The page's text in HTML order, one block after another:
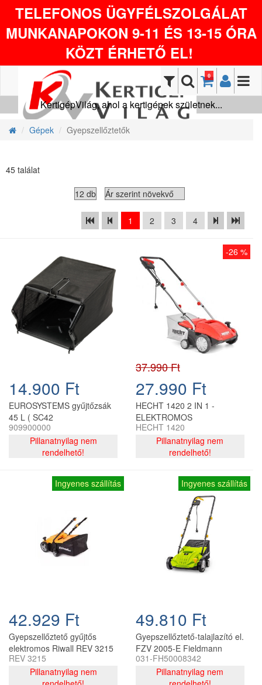
TELEFONOS ÜGYFÉLSZOLGÁLAT
MUNKANAPOKON 9-11 ÉS 13-15 ÓRA
KÖZT ÉRHETŐ EL!
0
KertigépVilág, ahol a kertigépek születnek...
Gépek Gyepszellőztetők
45 találat
1 2 3 4
14.900 Ft
EUROSYSTEMS gyűjtőzsák
45 L ( SC42
gyepszellőztetőhöz )
909900000
Pillanatnyilag nem
rendelhető!
-26 %
37.990 Ft
27.990 Ft
HECHT 1420 2 IN 1 -
ELEKTROMOS
GYEPSZELLŐZTETŐ
HECHT 1420
Pillanatnyilag nem
rendelhető!
Ingyenes szállítás
42.929 Ft
Gyepszellőztető gyűjtős
elektromos Riwall REV 3215
1500 w, 32 cm, késes és
rugós tengely
REV 3215
Pillanatnyilag nem
Ingyenes szállítás
49.810 Ft
Gyepszellőztető-talajlazító el.
FZV 2005-E Fieldmann
1500W, 32 cm, 40l
031-FH50008342
Pillanatnyilag nem